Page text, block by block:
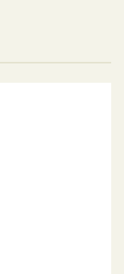
fiziskas
ielaidums
izturīga
pie kura var